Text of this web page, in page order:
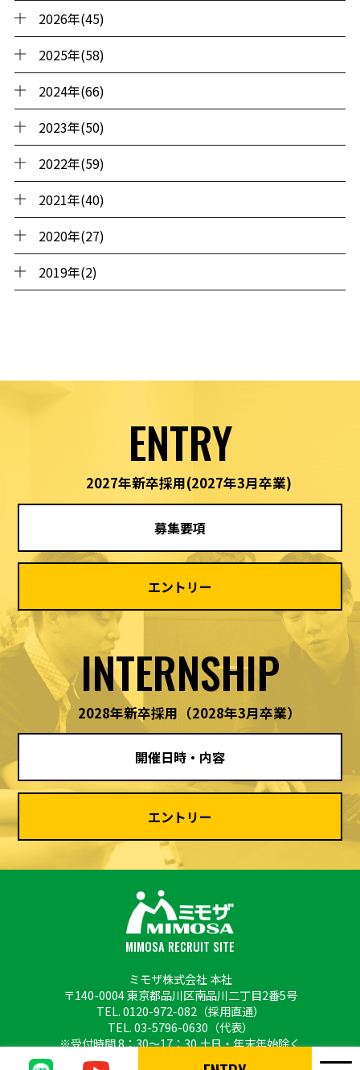
2026年(45)
2025年(58)
2024年(66)
2023年(50)
2022年(59)
2021年(40)
2020年(27)
2019年(2)
ENTRY
2027年新卒採用(2027年3月卒業)
募集要項
エントリー
INTERNSHIP
2028年新卒採用 （2028年3月卒業）
開催日時・内容
エントリー
MIMOSA RECRUIT SITE
ミモザ株式会社 本社
〒140-0004 東京都品川区南品川二丁目2番5号
TEL. 0120-972-082（採用直通）
TEL. 03-5796-0630 （代表）
※受付時間 8：30〜17：30 土日・年末年始除く